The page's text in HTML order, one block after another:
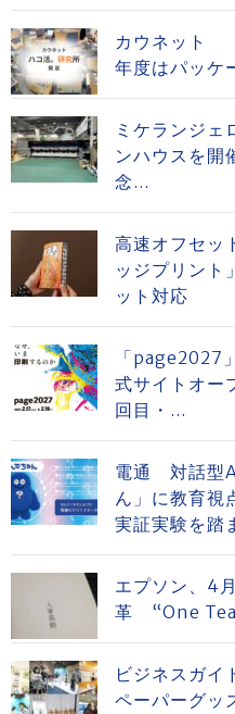
カウネット
年度はパッケ
ミケランジ
ンハウスを
念...
高速オフセ
ッジプリン
ット対応
「page2027
式サイトオ
回目・...
電通 対話型
ん」に教育
実証実験を踏
エプソン、4
革 “One
ビジネスガ
ペーパーグッ